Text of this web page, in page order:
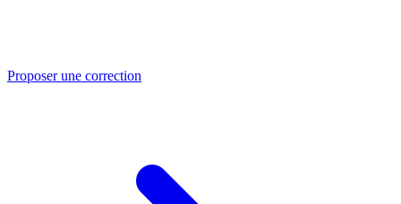
Proposer une correction